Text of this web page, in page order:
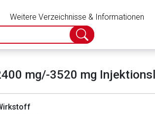
Weitere Verzeichnisse & Informationen
Suche
abschicken
mg/-3520 mg